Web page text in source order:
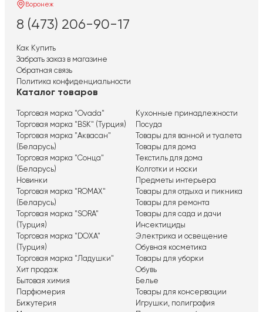
Воронеж
8 (473) 206-90-17
Как Купить
Забрать заказ в магазине
Обратная связь
Политика конфиденциальности
Каталог товаров
Торговая марка "Ovada"
Торговая марка "BSK" (Турция)
Торговая марка "Аквасан"
(Беларусь)
Торговая марка "Сонца"
(Беларусь)
Новинки
Торговая марка "ROMAX"
(Беларусь)
Торговая марка "SORA"
(Турция)
Торговая марка "DOXA"
(Турция)
Торговая марка "Ладушки"
Хит продаж
Бытовая химия
Парфюмерия
Бижутерия
Кухонные принадлежности
Посуда
Товары для ванной и туалета
Товары для дома
Текстиль для дома
Колготки и носки
Предметы интерьера
Товары для отдыха и пикника
Товары для ремонта
Товары для сада и дачи
Инсектициды
Электрика и освещение
Обувная косметика
Товары для уборки
Обувь
Белье
Товары для консервации
Игрушки, полиграфия